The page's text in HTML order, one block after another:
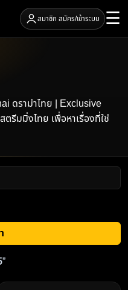
สมาชิก สมัคร/เข้าระบบ ☰
ดราม่าไทย | Exclusive
รีมมิ่งไทย เพื่อหาเรื่องที่ใช่
”